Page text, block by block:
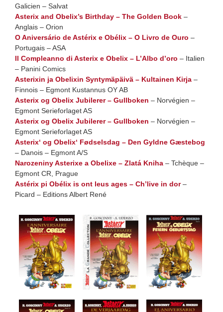
Galicien – Salvat
Asterix and Obelix’s Birthday – The Golden Book –
Anglais – Orion
O Aniversário de Astérix e Obélix – O Livro de Ouro –
Portugais – ASA
Il Compleanno di Asterix e Obelix – L’Albo d’oro – Italien
– Panini Comics
Asterixin ja Obelixin Syntymäpäivä – Kultainen Kirja –
Finnois – Egmont Kustannus OY AB
Asterix og Obelix Jubilerer – Gullboken – Norvégien –
Egmont Serieforlaget AS
Asterix og Obelix Jubilerer – Gullboken – Norvégien –
Egmont Serieforlaget AS
Asterix‘ og Obelix‘ Fødselsdag – Den Gyldne Gæstebog
– Danois – Egmont A/S
Narozeniny Asterixe a Obelixe – Zlatá Kniha – Tchèque –
Egmont CR, Prague
Astérix pi Obélix is ont leus ages – Ch’live in dor–
Picard – Editions Albert René